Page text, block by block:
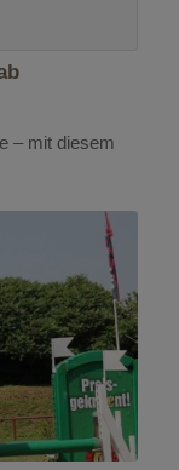
– mit diesem